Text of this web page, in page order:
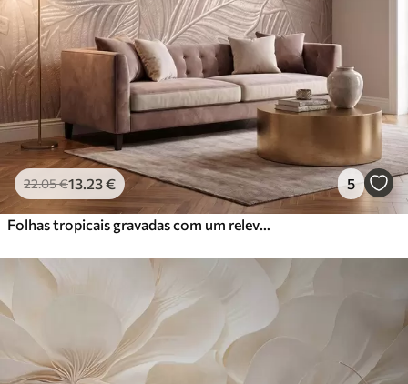
56.6734.00€/m²
Vinil Premium
65 .00 39 /m²
Peel and Stick
81.6749.00€/m²
22.05€13 .23€ 5